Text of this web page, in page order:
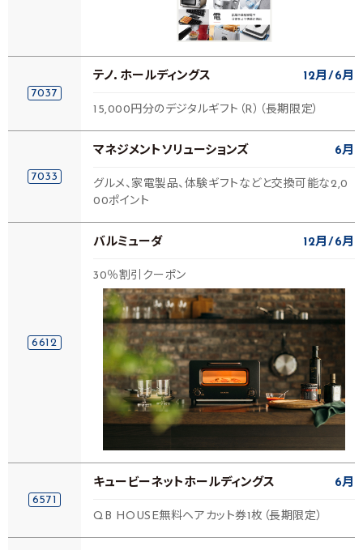
7037
テノ．ホールディングス 12月 6月
15,000円分のデジタルギフト（R）（長期限定）
7033
マネジメントソリューションズ 6月
グルメ、家電製品、体験ギフトなどと交換可能な2,0
00ポイント
6612
バルミューダ 12月 6月
30％割引クーポン
6571
キュービーネットホールディングス 6月
QB HOUSE無料ヘアカット券1枚（長期限定）